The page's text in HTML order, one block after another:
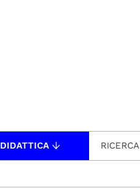
DIDATTICA RICERCA